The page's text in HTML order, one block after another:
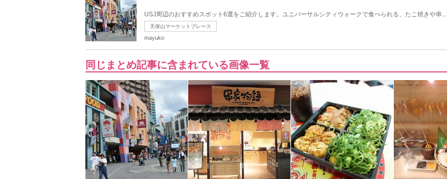
USJ周辺のおすすめスポット6選をご紹介します。ユニバーサルシティウォークで食べられる、たこ焼きや串...
天保山マーケットプレース
mayuko
同じまとめ記事に含まれている画像一覧